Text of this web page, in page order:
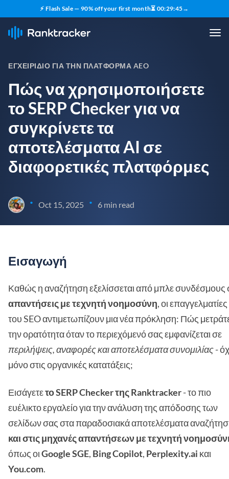
⚡ Flash Sale — 90% off your first month⏳ 00:29:44→
ΕΓΧΕΙΡΊΔΙΟ ΓΙΑ ΤΗΝ ΠΛΑΤΦΌΡΜΑ AEO
Πώς να χρησιμοποιήσετε
το SERP Checker για να
συγκρίνετε τα
αποτελέσματα AI σε
διαφορετικές πλατφόρμες
• Oct 15, 2025 • 6 min read
Εισαγωγή
Καθώς η αναζήτηση εξελίσσεται από μπλε συνδέσμους
απαντήσεις με τεχνητή νοημοσύνη, οι επαγγελματίες
του SEO αντιμετωπίζουν μια νέα πρόκληση: Πώς
την ορατότητα όταν το περιεχόμενό σας εμφανίζεται σε
περιλήψεις, αναφορές και αποτελέσματα συνομιλίας-
μόνο στις οργανικές κατατάξεις;
Εισάγετετο SERP Checker της Ranktracker- το πιο
ευέλικτο εργαλείο για την ανάλυση της απόδοσης των
σελίδων σας στα παραδοσιακά αποτελέσματα
και στις μηχανές απαντήσεων με τεχνητή
όπως οιGoogle SGE, Bing Copilot, Perplexity.ai και
You.com.